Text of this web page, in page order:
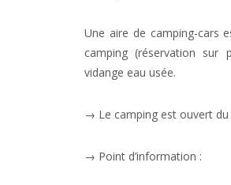
Une aire de camping-cars
camping (réservation sur
vidange eau usée.
→ Le camping est ouvert du
→ Point d’information :